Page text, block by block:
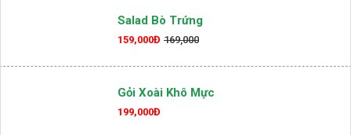
Salad Bò Trứng
159,000Đ 169,000
Gỏi Xoài Khô Mực
199,000Đ